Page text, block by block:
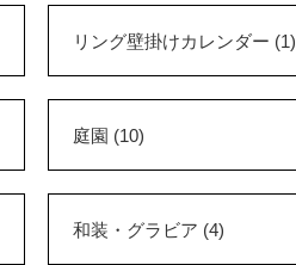
リング壁掛けカレンダー (1)
庭園 (10)
和装・グラビア (4)